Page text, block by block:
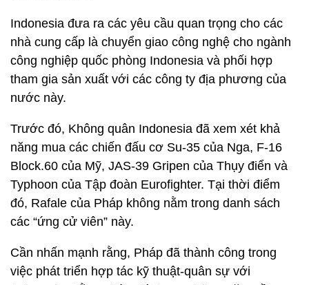
Indonesia đưa ra các yêu cầu quan trọng cho các
nhà cung cấp là chuyển giao công nghệ cho ngành
công nghiệp quốc phòng Indonesia và phối hợp
tham gia sản xuất với các công ty địa phương của
nước này.
Trước đó, Không quân Indonesia đã xem xét khả
năng mua các chiến đấu cơ Su-35 của Nga, F-16
Block.60 của Mỹ, JAS-39 Gripen của Thụy điển và
Typhoon của Tập đoàn Eurofighter. Tại thời điểm
đó, Rafale của Pháp không nằm trong danh sách
các “ứng cử viên” này.
Cần nhấn mạnh rằng, Pháp đã thành công trong
việc phát triển hợp tác kỹ thuật-quân sự với